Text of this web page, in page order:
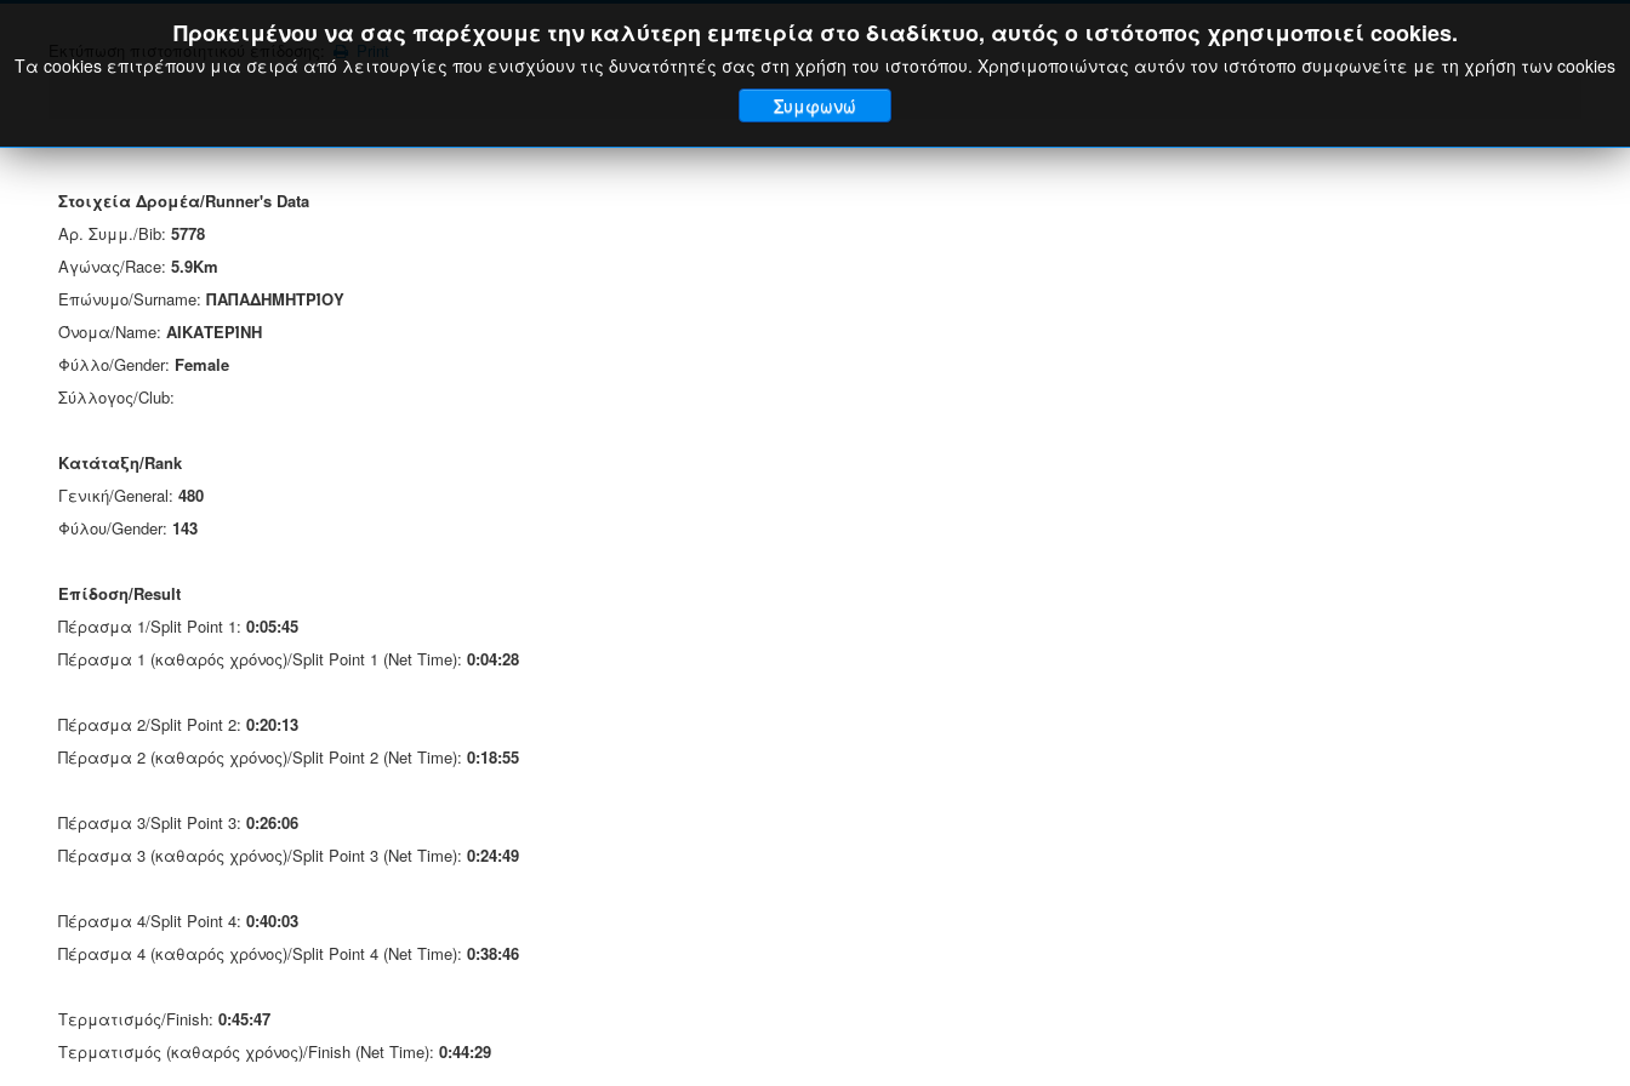
Εκτύπωση πιστοποιητικού επίδοσης: Print
Στοιχεία Δρομέα/Runner's Data
Αρ. Συμμ./Bib: 5778
Αγώνας/Race: 5.9Km
Επώνυμο/Surname: ΠΑΠΑΔΗΜΗΤΡΊΟΥ
Όνομα/Name: ΑΙΚΑΤΕΡΊΝΗ
Φύλλο/Gender: Female
Σύλλογος/Club:
Κατάταξη/Rank
Γενική/General: 480
Φύλου/Gender: 143
Επίδοση/Result
Πέρασμα 1/Split Point 1: 0:05:45
Πέρασμα 1 (καθαρός χρόνος)/Split Point 1 (Net Time): 0:04:28
Πέρασμα 2/Split Point 2: 0:20:13
Πέρασμα 2 (καθαρός χρόνος)/Split Point 2 (Net Time): 0:18:55
Πέρασμα 3/Split Point 3: 0:26:06
Πέρασμα 3 (καθαρός χρόνος)/Split Point 3 (Net Time): 0:24:49
Πέρασμα 4/Split Point 4: 0:40:03
Πέρασμα 4 (καθαρός χρόνος)/Split Point 4 (Net Time): 0:38:46
Τερματισμός/Finish: 0:45:47
Τερματισμός (καθαρός χρόνος)/Finish (Net Time): 0:44:29
Προκειμένου να σας παρέχουμε την καλύτερη εμπειρία στο διαδίκτυο, αυτός ο ιστότοπος χρησιμοποιεί cookies.
Τα cookies επιτρέπουν μια σειρά από λειτουργίες που ενισχύουν τις δυνατότητές σας στη χρήση του ιστοτόπου. Χρησιμοποιώντας αυτόν τον ιστότοπο συμφωνείτε με τη χρήση των cookies
Συμφωνώ